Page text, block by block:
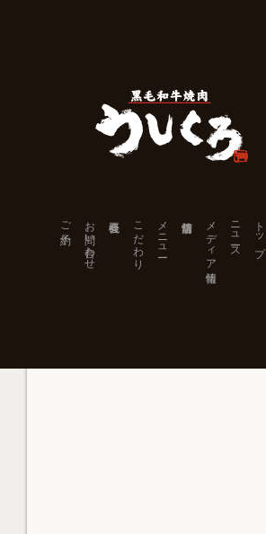
トップ
ニュース
メディア情報
メニュー
こだわり
お問い合わせ
ご予約